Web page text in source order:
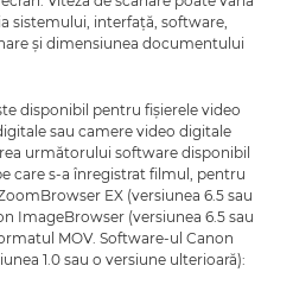
sistemului, interfaţă, software,
şi dimensiunea documentului
disponibil pentru fişierele video
sau camere video digitale
următorului software disponibil
care s-a înregistrat filmul, pentru
EX (versiunea 6.5 sau
ImageBrowser (versiunea 6.5 sau
MOV. Software-ul Canon
1.0 sau o versiune ulterioară):